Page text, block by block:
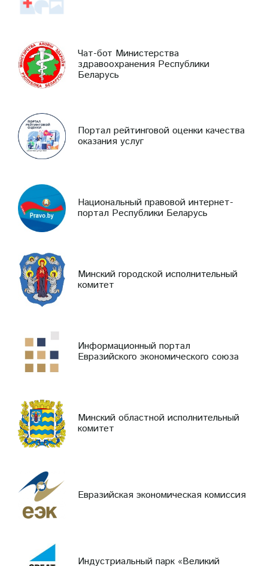
Чат-бот Министерства
здравоохранения Республики
Беларусь
Портал рейтинговой оценки качества
оказания услуг
Национальный правовой интернет-
портал Республики Беларусь
Минский городской исполнительный
комитет
Информационный портал
Евразийского экономического союза
Минский областной исполнительный
комитет
Евразийская экономическая комиссия
Индустриальный парк «Великий